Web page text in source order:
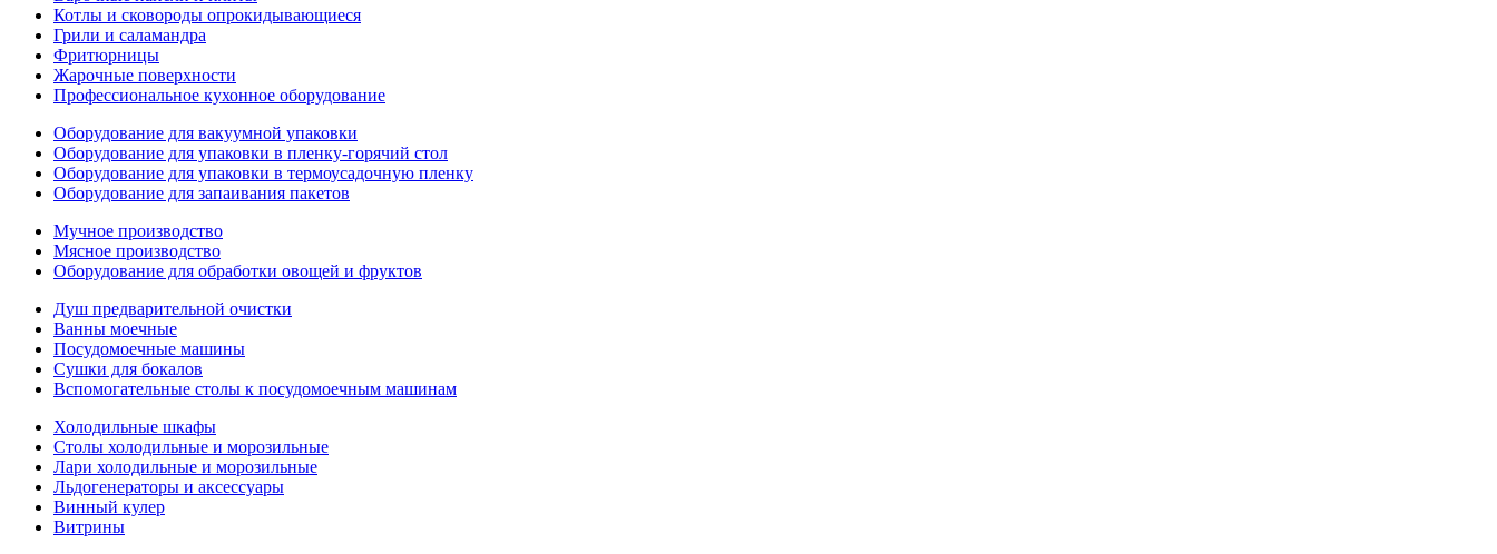
Котлы и сковороды опрокидывающиеся
Грили и саламандра
Фритюрницы
Жарочные поверхности
Профессиональное кухонное оборудование
Оборудование для вакуумной упаковки
Оборудование для упаковки в пленку-горячий стол
Оборудование для упаковки в термоусадочную пленку
Оборудование для запаивания пакетов
Мучное производство
Мясное производство
Оборудование для обработки овощей и фруктов
Душ предварительной очистки
Ванны моечные
Посудомоечные машины
Сушки для бокалов
Вспомогательные столы к посудомоечным машинам
Холодильные шкафы
Столы холодильные и морозильные
Лари холодильные и морозильные
Льдогенераторы и аксессуары
Винный кулер
Витрины